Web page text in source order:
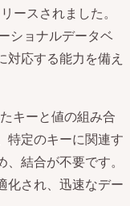
ースされました。
ショナルデータベ
対応する能力を備え
キーと値の組み合
特定のキーに関連す
結合が不要です。
化され、迅速なデー